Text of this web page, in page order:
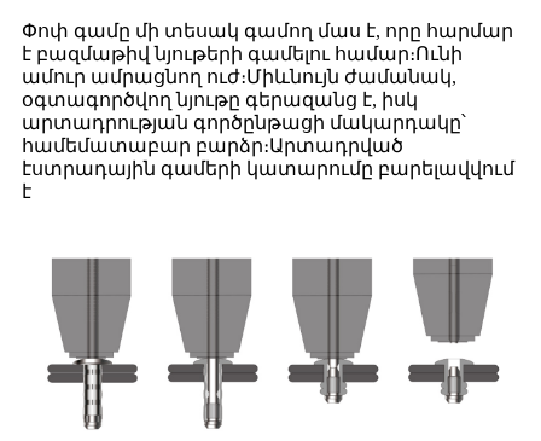
Փոփ գամը մի տեսակ գամող մաս է, որը հարմար
է բազմաթիվ նյութերի գամելու համար։Ունի
ամուր ամրացնող ուժ։Միևնույն ժամանակ,
օգտագործվող նյութը գերազանց է, իսկ
արտադրության գործընթացի մակարդակը՝
համեմատաբար բարձր։Արտադրված
էստրադային գամերի կատարումը բարելավվում
է